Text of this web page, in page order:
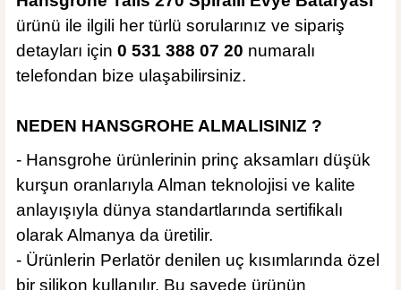
ürünü ile ilgili her türlü sorularınız ve sipariş
detayları için 0 531 388 07 20 numaralı
telefondan bize ulaşabilirsiniz.
NEDEN HANSGROHE ALMALISINIZ ?
- Hansgrohe ürünlerinin prinç aksamları düşük
kurşun oranlarıyla Alman teknolojisi ve kalite
anlayışıyla dünya standartlarında sertifikalı
olarak Almanya da üretilir.
- Ürünlerin Perlatör denilen uç kısımlarında özel
bir silikon kullanılır. Bu sayede ürünün